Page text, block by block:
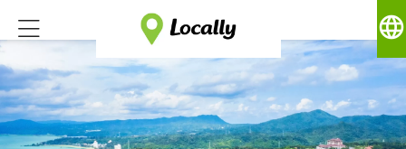
language